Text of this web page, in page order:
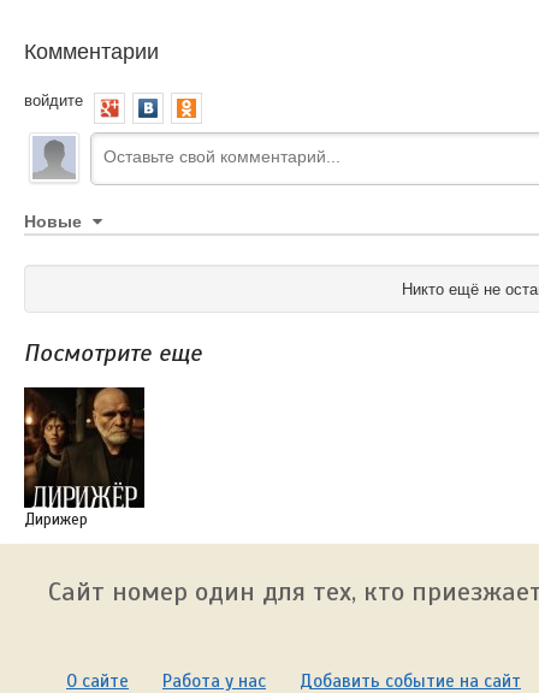
Комментарии
войдите
Новые
Никто ещё не
Посмотрите еще
Дирижер
Сайт номер один для тех, кто
О сайте Работа у нас Добавить событие на сайт